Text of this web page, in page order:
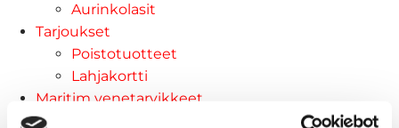
Aurinkolasit
Tarjoukset
Poistotuotteet
Lahjakortti
Maritim venetarvikkeet